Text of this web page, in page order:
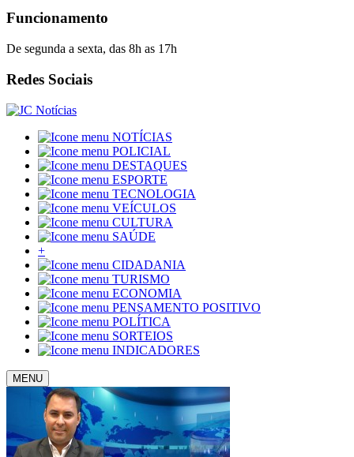
Funcionamento
De segunda a sexta, das 8h as 17h
Redes Sociais
NOTÍCIAS
POLICIAL
DESTAQUES
ESPORTE
TECNOLOGIA
VEÍCULOS
CULTURA
SAÚDE
+
CIDADANIA
TURISMO
ECONOMIA
PENSAMENTO POSITIVO
POLÍTICA
SORTEIOS
INDICADORES
MENU